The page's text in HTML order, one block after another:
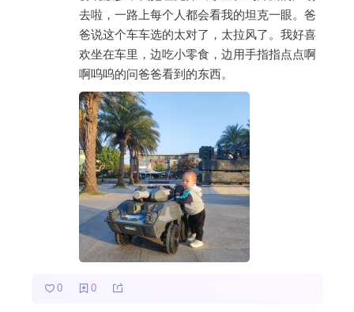
成长日记 宝宝辅食 宝宝课堂
宝宝旅行
去啦，一路上每个人都会看我的坦克一眼。爸
爸说这个车车选的太对了，太拉风了。我好喜
欢坐在车里，边吃小零食，边用手指指点点啊
啊呜呜的问爸爸看到的东西。
0 0